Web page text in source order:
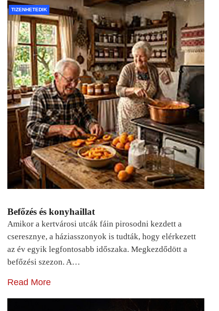
TIZENHETEDIK
Befőzés és konyhaillat
Amikor a kertvárosi utcák fáin pirosodni kezdett a
cseresznye, a háziasszonyok is tudták, hogy elérkezett
az év egyik legfontosabb időszaka. Megkezdődött a
befőzési szezon. A…
Read More